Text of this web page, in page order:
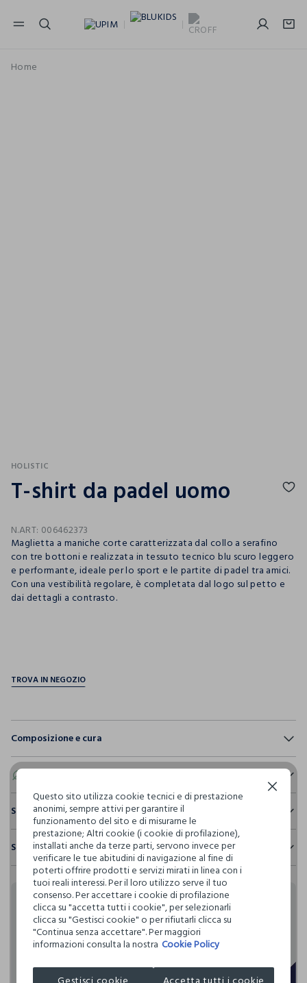
NAVIGATION.ARIA.GOTOMAINCONTENT
Home
HOLISTIC
T-shirt da padel uomo
N.ART: 006462373
Maglietta a maniche corte caratterizzata dal collo a serafino
con tre bottoni e realizzata in tessuto tecnico blu scuro leggero
e performante, ideale per lo sport e le partite di padel tra amici.
Con una vestibilità regolare, è completata dal logo sul petto e
dai dettagli a contrasto.
Composizione e cura
Composizione:
100% POLIESTERE
NON CANDEGGIARE
TEMPERATURA MASSIMA 40°C - PROCEDURA DELICATA
NON LAVARE A SECCO
NON ASCIUGARE IN ASCIUGA BIANCHERIA A TAMBURO
ROTATIVO
TEMPERATURA MASSIMA DELLA PIASTRA DEL FERRO
Consumo d'acqua
Per la realizzazione di questo capo sono stati
utilizzati30,12 litri dacqua
Emissioni di CO2
Per la realizzazione di questo capo sono stati
emessi2,92 kg di CO2
Circolarità
Indica quanto questo prodotto è facilmente
riciclabile
Sostenibilità e trasparenza
Sicurezza
Il 100% dei nostri articoli viene sottoposto a test chimico-
fisici, per verificarne il rispetto dei limiti che abbiamo
definito per l’uso di sostanze chimiche, talvolta anche più
restrittivi rispetto a quelli previsti dalla normativa
internazionale.
Clicca qui per vedere i dettagli
NINGBO RIZI DRESSES CO. LTD.
Spedizione e resi
Hai fino a 30 giorni dalla consegna del tuo ordine online per
cambiare idea e restituire i prodotti che hai acquistato.
Rendi speciali i tuoi
acquisti
Blukids card e Blukids Club sono le carte fedeltà che
Questo sito utilizza cookie tecnici e di prestazione
anonimi, sempre attivi per garantire il
funzionamento del sito e di misurarne le
prestazione; Altri cookie (i cookie di profilazione),
installati anche da terze parti, servono invece per
verificare le tue abitudini di navigazione al fine di
poterti offrire prodotti e servizi mirati in linea con i
tuoi reali interessi. Per il loro utilizzo serve il tuo
consenso. Per accettare i cookie di profilazione
clicca su "accetta tutti i cookie", per selezionarli
clicca su "Gestisci cookie" o per rifiutarli clicca su
"Continua senza accettare". Per maggiori
informazioni consulta la nostra Cookie Policy
Continua senza accettare